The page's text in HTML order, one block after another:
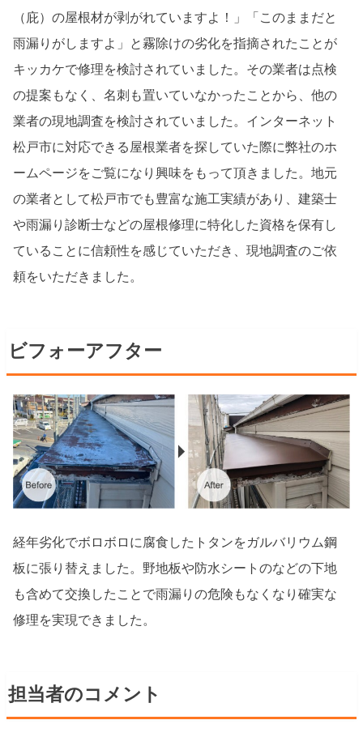
（庇）の屋根材が剥がれていますよ！」「このままだと
雨漏りがしますよ」と霧除けの劣化を指摘されたことが
キッカケで修理を検討されていました。その業者は点検
の提案もなく、名刺も置いていなかったことから、他の
業者の現地調査を検討されていました。インターネット
松戸市に対応できる屋根業者を探していた際に弊社のホ
ームページをご覧になり興味をもって頂きました。地元
の業者として松戸市でも豊富な施工実績があり、建築士
や雨漏り診断士などの屋根修理に特化した資格を保有し
ていることに信頼性を感じていただき、現地調査のご依
頼をいただきました。
ビフォーアフター
経年劣化でボロボロに腐食したトタンをガルバリウム鋼
板に張り替えました。野地板や防水シートのなどの下地
も含めて交換したことで雨漏りの危険もなくなり確実な
修理を実現できました。
担当者のコメント